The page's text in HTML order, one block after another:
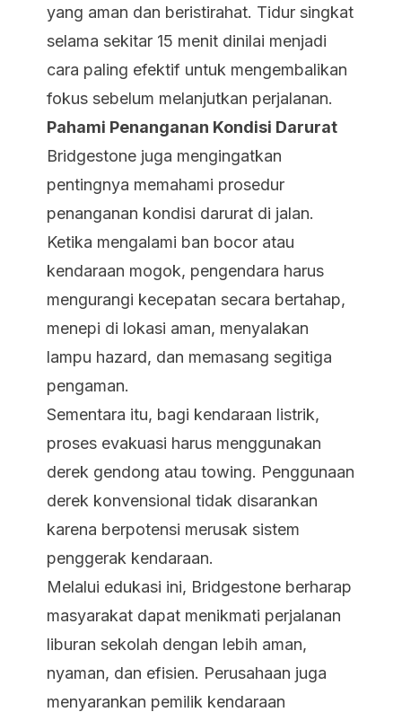
yang aman dan beristirahat. Tidur singkat
selama sekitar 15 menit dinilai menjadi
cara paling efektif untuk mengembalikan
fokus sebelum melanjutkan perjalanan.
Pahami Penanganan Kondisi Darurat
Bridgestone juga mengingatkan
pentingnya memahami prosedur
penanganan kondisi darurat di jalan.
Ketika mengalami ban bocor atau
kendaraan mogok, pengendara harus
mengurangi kecepatan secara bertahap,
menepi di lokasi aman, menyalakan
lampu hazard, dan memasang segitiga
pengaman.
Sementara itu, bagi kendaraan listrik,
proses evakuasi harus menggunakan
derek gendong atau towing. Penggunaan
derek konvensional tidak disarankan
karena berpotensi merusak sistem
penggerak kendaraan.
Melalui edukasi ini, Bridgestone berharap
masyarakat dapat menikmati perjalanan
liburan sekolah dengan lebih aman,
nyaman, dan efisien. Perusahaan juga
menyarankan pemilik kendaraan